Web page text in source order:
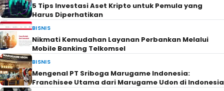
5 Tips Investasi Aset Kripto untuk Pemula yang
Harus Diperhatikan
BISNIS
Nikmati Kemudahan Layanan Perbankan Melalui
Mobile Banking Telkomsel
BISNIS
Mengenal PT Sriboga Marugame Indonesia:
Franchisee Utama dari Marugame Udon di Indonesia